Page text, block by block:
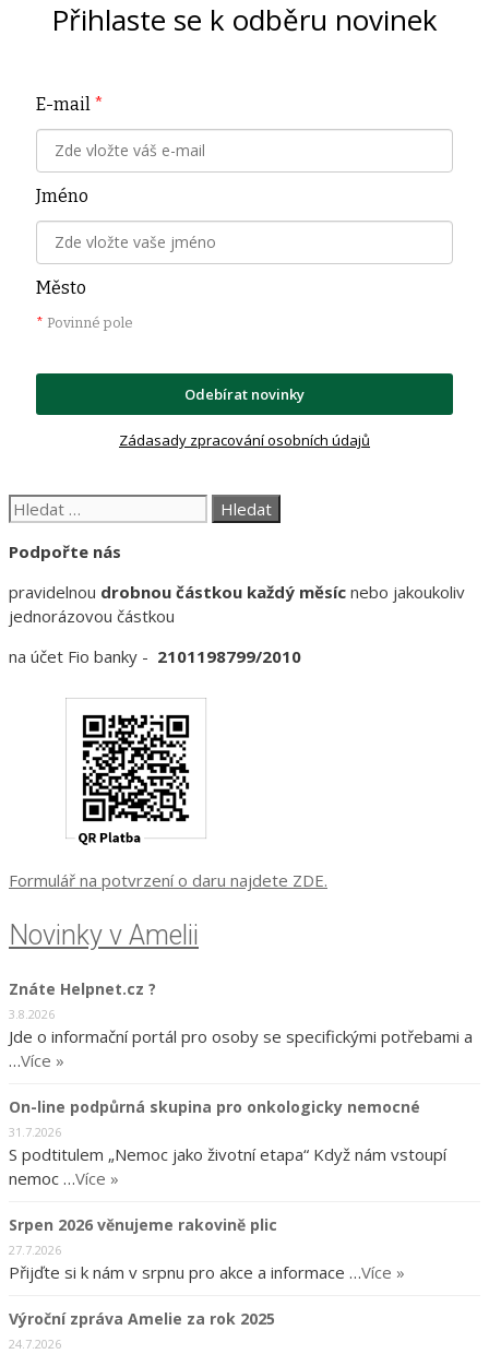
Přihlaste se k odběru novinek
E-mail *
Jméno
Město
* Povinné pole
Odebírat novinky
Zádasady zpracování osobních údajů
Hledat:
Podpořte nás
pravidelnou drobnou částkou každý měsíc nebo jakoukoliv
jednorázovou částkou
na účet Fio banky - 2101198799/2010
Formulář na potvrzení o daru najdete ZDE.
Novinky v Amelii
Znáte Helpnet.cz ?
3.8.2026
Jde o informační portál pro osoby se specifickými potřebami a
…Více »
On-line podpůrná skupina pro onkologicky nemocné
31.7.2026
S podtitulem „Nemoc jako životní etapa“ Když nám vstoupí
nemoc …Více »
Srpen 2026 věnujeme rakovině plic
27.7.2026
Přijďte si k nám v srpnu pro akce a informace …Více »
Výroční zpráva Amelie za rok 2025
24.7.2026